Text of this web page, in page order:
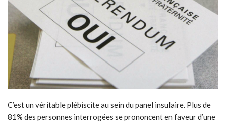
C’est un véritable plébiscite au sein du panel insulaire. Plus de
81% des personnes interrogées se prononcent en faveur d’une